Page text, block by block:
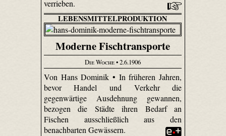
verrieben.
LEBENSMITTELPRODUKTION
Moderne Fischtransporte
Die Woche• 2.6.1906
Von Hans Dominik • In früheren Jahren,
bevor Handel und Verkehr die
gegenwärtige Ausdehnung gewannen,
bezogen die Städte ihren Bedarf an
Fischen ausschließlich aus den
benachbarten Gewässern.